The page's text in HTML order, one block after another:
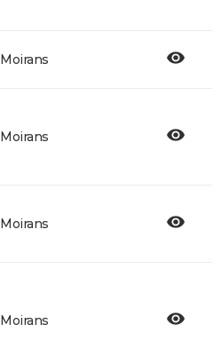
Moirans
Moirans
Moirans
Moirans